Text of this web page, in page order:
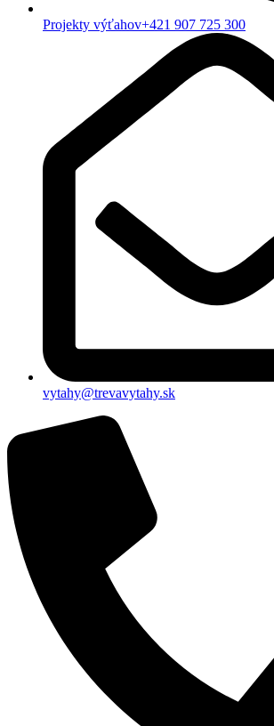
Projekty výťahov+421 907 725 300
vytahy@trevavytahy.sk